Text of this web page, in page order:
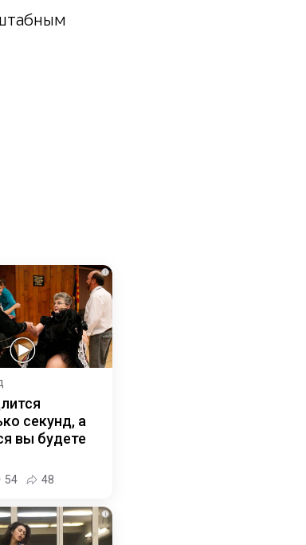
i
секунд, а
вы будете
54 48
i